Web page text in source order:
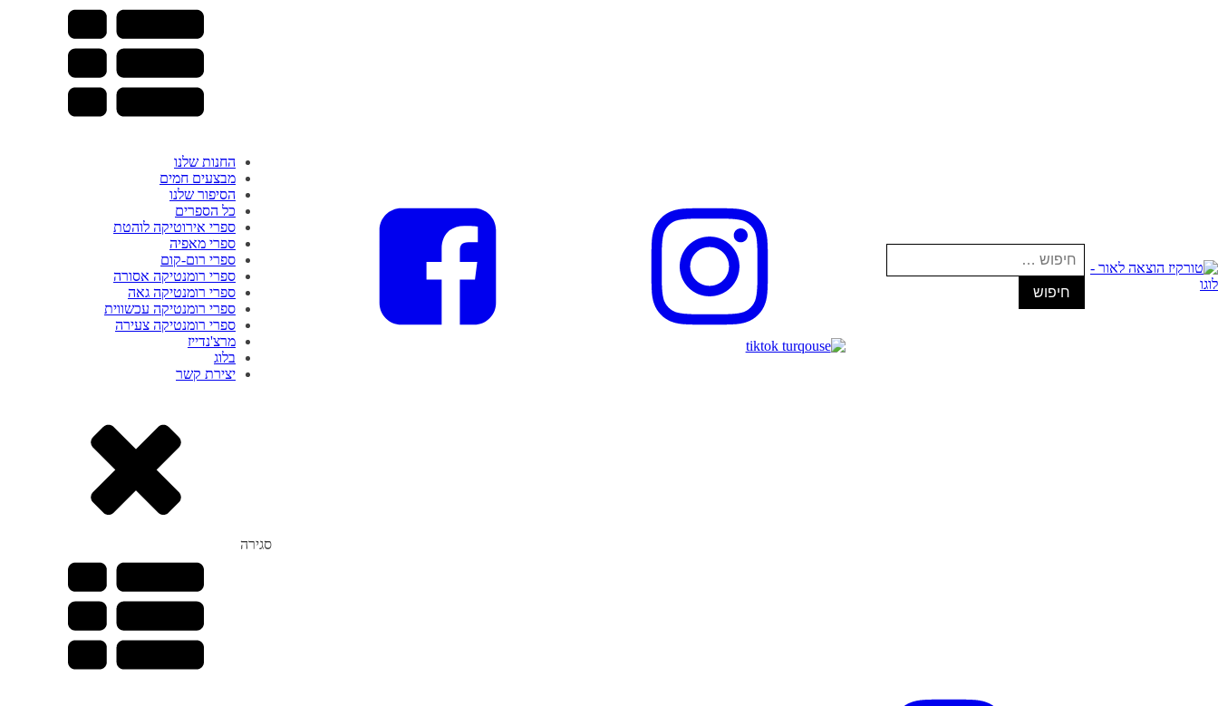
החנות שלנו
מבצעים חמים
הסיפור שלנו
כל הספרים
ספרי אירוטיקה לוהטת
ספרי מאפיה
ספרי רום-קום
ספרי רומנטיקה אסורה
ספרי רומנטיקה גאה
ספרי רומנטיקה עכשווית
ספרי רומנטיקה צעירה
מרצ'נדייז
בלוג
יצירת קשר
סגירה